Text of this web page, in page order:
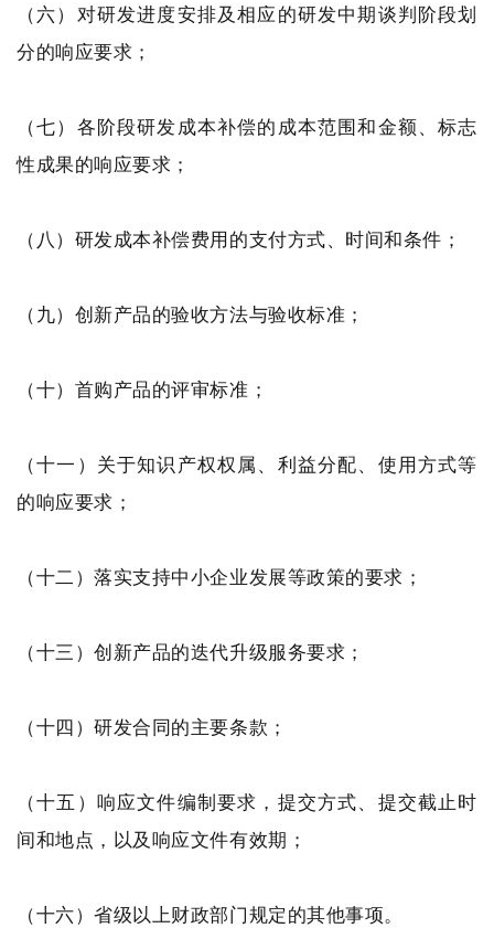
（六）对研发进度安排及相应的研发中期谈判阶段划
分的响应要求；
（七）各阶段研发成本补偿的成本范围和金额、标志
性成果的响应要求；
（八）研发成本补偿费用的支付方式、时间和条件；
（九）创新产品的验收方法与验收标准；
（十）首购产品的评审标准；
（十一）关于知识产权权属、利益分配、使用方式等
的响应要求；
（十二）落实支持中小企业发展等政策的要求；
（十三）创新产品的迭代升级服务要求；
（十四）研发合同的主要条款；
（十五）响应文件编制要求，提交方式、提交截止时
间和地点，以及响应文件有效期；
（十六）省级以上财政部门规定的其他事项。